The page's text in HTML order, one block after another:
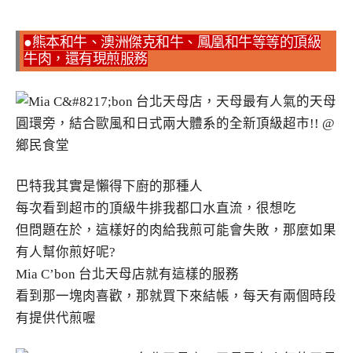
●熊本和牛、澳洲傑克和牛、鳳凰和牛等等的頂級
牛肉，還有現煎服務
巴特我其實是懶得下廚的那種人
每次看到超市的頂級牛排我都口水直流，很想吃
但問題在於，這樣好的肉給我煎可能會失敗，那麼如果
有人幫你煎好呢?
Mia C’bon 台北天母店就有這樣的服務
看到那一塊肉喜歡，那就買下來結帳，每天有兩個時段
有提供代煎喔